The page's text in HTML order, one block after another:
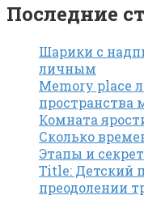
Последние
Шарики с
личным
Memory place
пространства
Комната
Сколько
Этапы и
Title: Детский
преодолении